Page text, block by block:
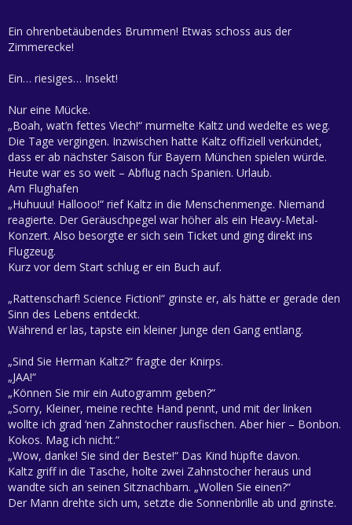
Ein ohrenbetäubendes Brummen! Etwas schoss aus der
Zimmerecke!
Ein… riesiges… Insekt!
Nur eine Mücke.
„Boah, wat’n fettes Viech!“ murmelte Kaltz und wedelte es weg.
Die Tage vergingen. Inzwischen hatte Kaltz offiziell verkündet,
dass er ab nächster Saison für Bayern München spielen würde.
Heute war es so weit – Abflug nach Spanien. Urlaub.
Am Flughafen
„Huhuuu! Hallooo!“ rief Kaltz in die Menschenmenge. Niemand
reagierte. Der Geräuschpegel war höher als ein Heavy-Metal-
Konzert. Also besorgte er sich sein Ticket und ging direkt ins
Flugzeug.
Kurz vor dem Start schlug er ein Buch auf.
„Rattenscharf! Science Fiction!“ grinste er, als hätte er gerade den
Sinn des Lebens entdeckt.
Während er las, tapste ein kleiner Junge den Gang entlang.
„Sind Sie Herman Kaltz?“ fragte der Knirps.
„JAA!“
„Können Sie mir ein Autogramm geben?“
„Sorry, Kleiner, meine rechte Hand pennt, und mit der linken
wollte ich grad ‘nen Zahnstocher rausfischen. Aber hier – Bonbon.
Kokos. Mag ich nicht.“
„Wow, danke! Sie sind der Beste!“ Das Kind hüpfte davon.
Kaltz griff in die Tasche, holte zwei Zahnstocher heraus und
wandte sich an seinen Sitznachbarn. „Wollen Sie einen?“
Der Mann drehte sich um, setzte die Sonnenbrille ab und grinste.